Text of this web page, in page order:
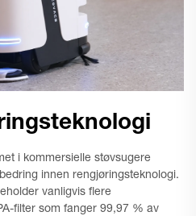
i kommersielle støvsugere
innen rengjøringsteknologi.
vanligvis flere
filter som fanger 99,97 % av